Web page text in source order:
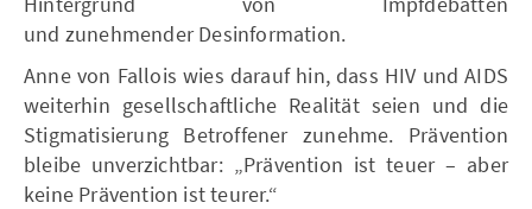
und zunehmender Desinformation.
Anne von Fallois wies darauf hin, dass HIV und AIDS
weiterhin gesellschaftliche Realität seien und die
Stigmatisierung Betroffener zunehme. Prävention
bleibe unverzichtbar: „Prävention ist teuer – aber
keine Prävention ist teurer.“